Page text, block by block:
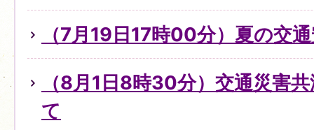
（7月19日17時00分）夏の交
（8月1日8時30分）交通災害
て